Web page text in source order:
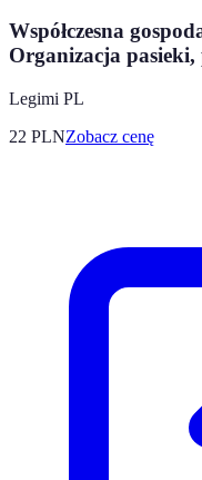
Współczesna
Organizacja pasieki,
Legimi PL
22 PLNZobacz cenę